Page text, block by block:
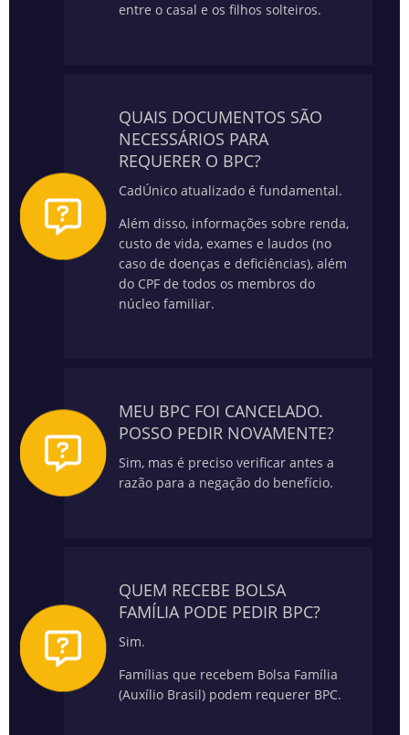
entre o casal e os filhos solteiros.
QUAIS DOCUMENTOS SÃO
NECESSÁRIOS PARA
REQUERER O BPC?
CadÚnico atualizado é fundamental.
Além disso, informações sobre renda,
custo de vida, exames e laudos (no
caso de doenças e deficiências), além
do CPF de todos os membros do
núcleo familiar.
MEU BPC FOI CANCELADO.
POSSO PEDIR NOVAMENTE?
Sim, mas é preciso verificar antes a
razão para a negação do benefício.
QUEM RECEBE BOLSA
FAMÍLIA PODE PEDIR BPC?
Sim.
Famílias que recebem Bolsa Família
(Auxílio Brasil) podem requerer BPC.